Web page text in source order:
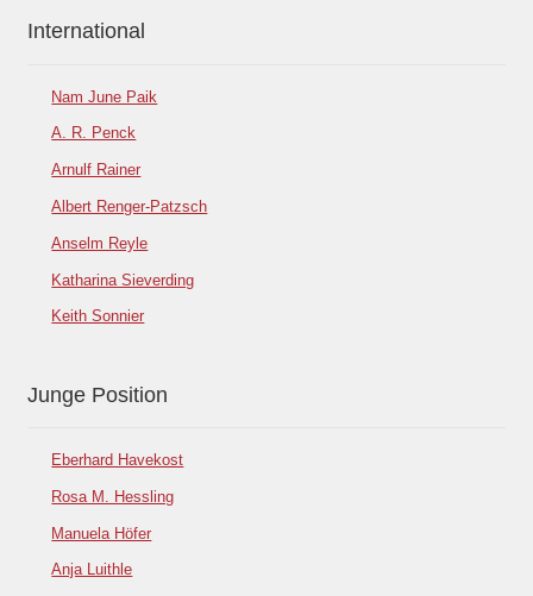
International
Nam June Paik
A. R. Penck
Arnulf Rainer
Albert Renger-Patzsch
Anselm Reyle
Katharina Sieverding
Keith Sonnier
Junge Position
Eberhard Havekost
Rosa M. Hessling
Manuela Höfer
Anja Luithle